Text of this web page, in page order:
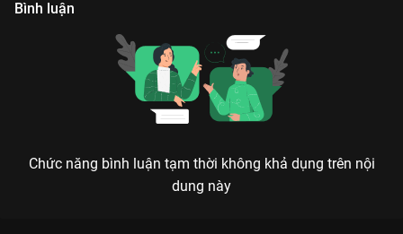
Bình luận
Chức năng bình luận tạm thời không khả dụng trên nội
dung này